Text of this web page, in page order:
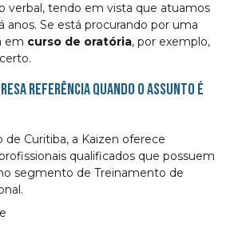
verbal, tendo em vista que atuamos
anos. Se está procurando por uma
em curso de oratória, por exemplo,
referência quando o assunto é
de Curitiba, a Kaizen oferece
qualificados que possuem
segmento de Treinamento de